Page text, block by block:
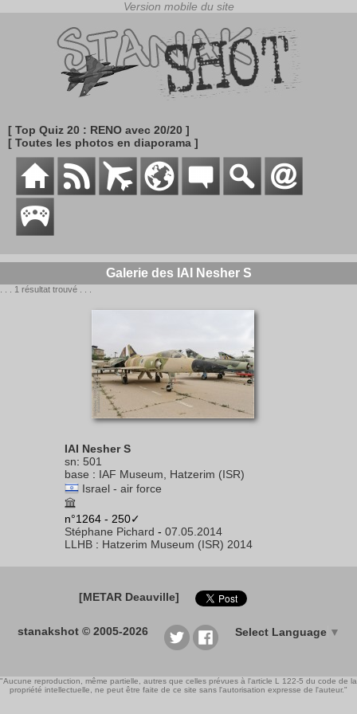
[ Top Quiz 20 : RENO avec 20/20 ]
[ Toutes les photos en diaporama ]
Galerie des IAI Nesher S
. . . 1 résultat trouvé . . .
IAI Nesher S
sn: 501
base : IAF Museum, Hatzerim (ISR)
Israel - air force
n°1264 - 250✓
Stéphane Pichard - 07.05.2014
LLHB : Hatzerim Museum (ISR) 2014
[METAR Deauville]
stanakshot © 2005-2026 Select Language ▼
"Aucune reproduction, même partielle, autres que celles prévues à l'article L 122-5 du code de la
propriété intellectuelle, ne peut être faite de ce site sans l'autorisation expresse de l'auteur."